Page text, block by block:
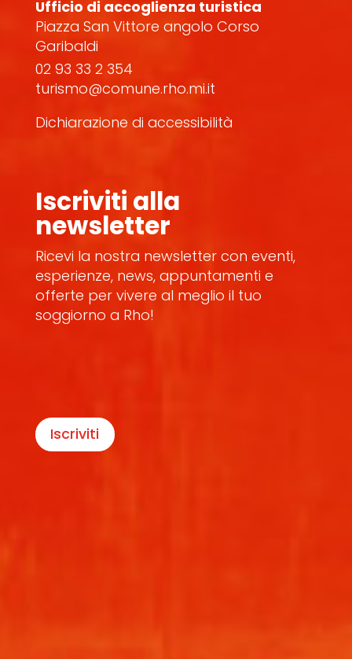
Ufficio di accoglienza turistica
Piazza San Vittore angolo Corso
Garibaldi
02 93 33 2 354
turismo@comune.rho.mi.it
Dichiarazione di accessibilità
Iscriviti alla
newsletter
Ricevi la nostra newsletter con eventi,
esperienze, news, appuntamenti e
offerte per vivere al meglio il tuo
soggiorno a Rho!
Iscriviti